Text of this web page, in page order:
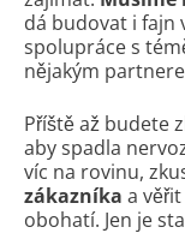
dá budovat i fajn
spolupráce s
nějakým
Příště až budete
aby spadla
víc na rovinu,
zákazníka a
obohatí. Jen je